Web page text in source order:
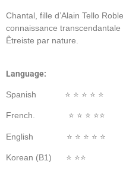
Chantal, fille d’Alain Tello
connaissance
Êtreiste par nature.
Language:
Spanish ⭐️ ⭐️ ⭐️ ⭐️ ⭐️
French. ⭐️ ⭐️ ⭐️ ⭐️⭐️
English ⭐️ ⭐️ ⭐️ ⭐️ ⭐️
Korean (B1) ⭐️ ⭐️⭐️